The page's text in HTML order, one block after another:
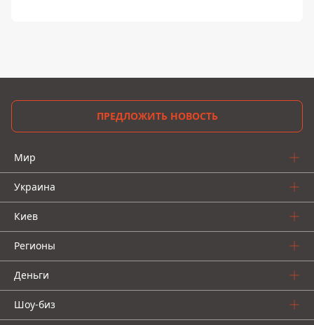
ПРЕДЛОЖИТЬ НОВОСТЬ
Мир
Украина
Киев
Регионы
Деньги
Шоу-биз